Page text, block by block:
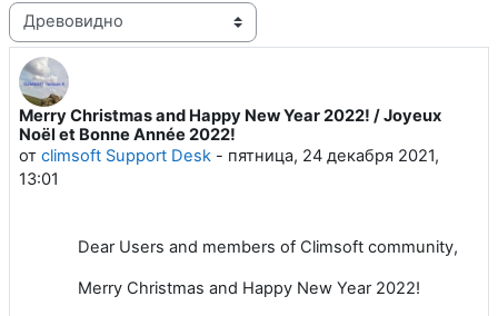
Режим отображения
Merry Christmas and Happy New Year 2022! / Joyeux
Noël et Bonne Année 2022!
от climsoft Support Desk - пятница, 24 декабря 2021,
13:01
Количество ответов: 0
Dear Users and members of Climsoft community,
Merry Christmas and Happy New Year 2022!